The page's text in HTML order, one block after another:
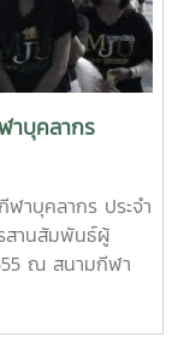
าบุคลากร
บุคลากร ประจำ
สานสัมพันธ์ผู้
ณ สนามกีฬา